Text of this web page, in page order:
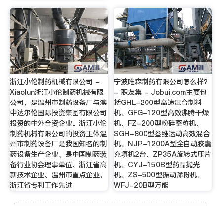
浙江小伦制药机械有限公司 -
Xiaolun浙江小伦制药机械有限
公司，是温州市制药设备厂与澳
中达尔伦国际投资集团有限公司
投资的中外合资企业。浙江小伦
制药机械有限公司的投资主体温
州市制药设备厂是我国知名的制
药设备生产企业、是中国制药装
备行业协会理事单位、浙江省高
新技术企业、温州市重点企业，
浙江省专利工作先进
宁波唯森制药有限公司怎么样？
- 职友集 - Jobui.com主要包
括GHL-200型高速混合制料
机、GFG-120型高效沸腾干燥
机、FZ-200型粉碎整粒机、
SGH-800型叁维运动高效混合
机、NJP-1200A型全自动胶囊
充填机2台、ZP35A旋转式压片
机、CYJ-150B型药品抛光
机、ZS-500型振动筛粉机、
WFJ-20B型万能